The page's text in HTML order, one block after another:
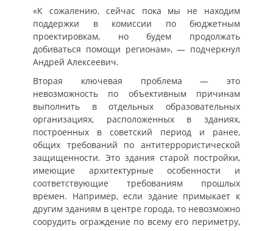
«К сожалению, сейчас пока мы не находим
поддержки в комиссии по бюджетным
проектировкам, но будем продолжать
добиваться помощи регионам», — подчеркнул
Андрей Алексеевич.
Вторая ключевая проблема — это
невозможность по объективным причинам
выполнить в отдельных образовательных
организациях, расположенных в зданиях,
построенных в советский период и ранее,
общих требований по антитеррористической
защищенности. Это здания старой постройки,
имеющие архитектурные особенности и
соответствующие требованиям прошлых
времен. Например, если здание примыкает к
другим зданиям в центре города, то невозможно
соорудить ограждение по всему его периметру,